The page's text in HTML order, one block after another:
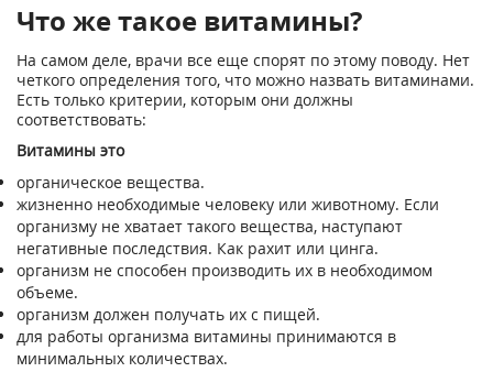
Что же такое витамины?
На самом деле, врачи все еще спорят по этому поводу. Нет
четкого определения того, что можно назвать витаминами.
Есть только критерии, которым они должны
соответствовать:
Витамины это
органическое вещества.
жизненно необходимые человеку или животному. Если
организму не хватает такого вещества, наступают
негативные последствия. Как рахит или цинга.
организм не способен производить их в необходимом
объеме.
организм должен получать их с пищей.
для работы организма витамины принимаются в
минимальных количествах.